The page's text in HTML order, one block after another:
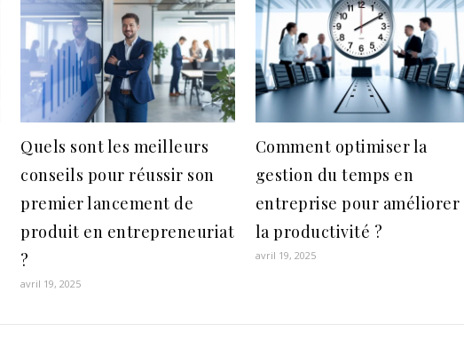
Quels sont les meilleurs
conseils pour réussir son
premier lancement de
produit en entrepreneuriat
?
avril 19, 2025
Comment optimiser la
gestion du temps en
entreprise pour améliorer
la productivité ?
avril 19, 2025